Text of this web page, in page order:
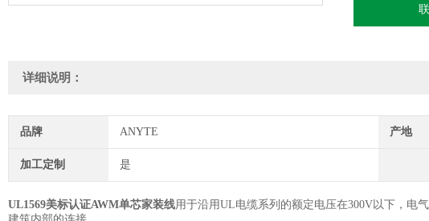
详细说明：
品牌 ANYTE 产地
加工定制 是
UL1569美标认证AWM单芯家装线用于沿用UL电缆系列的额定电压在300V以下，电